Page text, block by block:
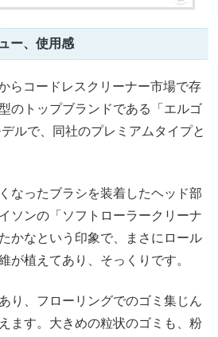
ー、使用感
らコードレスクリーナー市場で存
のトップブランドである「エルゴ
ルで、同社のプレミアムタイプと
なったブラシを装着したヘッド部
ソンの「ソフトローラークリーナ
かなという印象で、まさにロール
が植えてあり、そっくりです。
り、フローリングでのゴミ集じん
ます。大きめの粒状のゴミも、粉